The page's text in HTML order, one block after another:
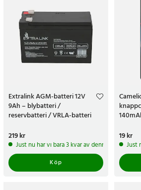
Extralink AGM-batteri 12V
9Ah – blybatteri /
reservbatteri / VRLA-batteri
Pris:219 kr
219 kr
Just nu har vi bara 3 kvar av denna produkt
Köp
Pris:
19 kr
Just